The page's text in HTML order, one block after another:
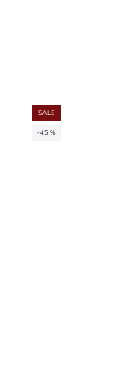
SALE
-45%